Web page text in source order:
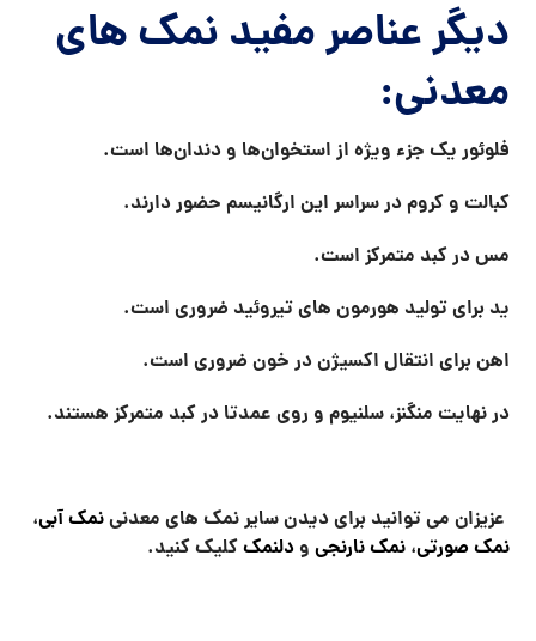
دیگر عناصر مفید نمک های
معدنی:
فلوئور یک جزء ویژه از استخوان‌ها و دندان‌ها است.
کبالت و کروم در سراسر این ارگانیسم حضور دارند.
مس در کبد متمرکز است.
ید برای تولید هورمون های تیروئید ضروری است.
اهن برای انتقال اکسیژن در خون ضروری است.
در نهایت منگنز، سلنیوم و روی عمدتا در کبد متمرکز هستند.
عزیزان می توانید برای دیدن سایر نمک های معدنینمک آبی،
نمک صورتی،نمک نارنجی و دلنمککلیک کنید.